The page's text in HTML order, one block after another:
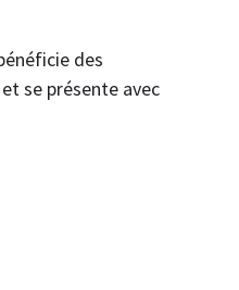
des
se présente avec